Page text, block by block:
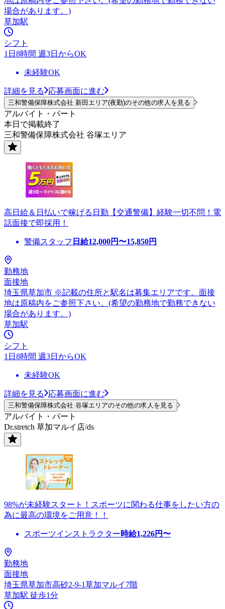
場合があります。)
草加駅
シフト
1日8時間 週3日からOK
未経験OK
詳細を見る 応募画面に進む
三和警備保障株式会社 新田エリア(夜勤)のその他の求人を見る
アルバイト・パート
本日で掲載終了
三和警備保障株式会社 谷塚エリア
高日給＆日払いで稼げる日勤【交通警備】経験一切不問！電
話面接で即採用！
警備スタッフ 日給12,000円〜15,850円
勤務地
面接地
埼玉県草加市 ※記載の住所と駅名は募集エリアです。面接
地は原稿内をご参照下さい。(希望の勤務地で勤務できない
場合があります。)
草加駅
シフト
1日8時間 週3日からOK
未経験OK
詳細を見る 応募画面に進む
三和警備保障株式会社 谷塚エリアのその他の求人を見る
アルバイト・パート
Dr.stretch 草加マルイ店/ds
98%が未経験スタート！スポーツに関わる仕事をしたい方の
為に最高の環境をご用意！！
スポーツインストラクター時給1,226円〜
勤務地
面接地
埼玉県草加市高砂2-9-1草加マルイ7階
草加駅 徒歩1分